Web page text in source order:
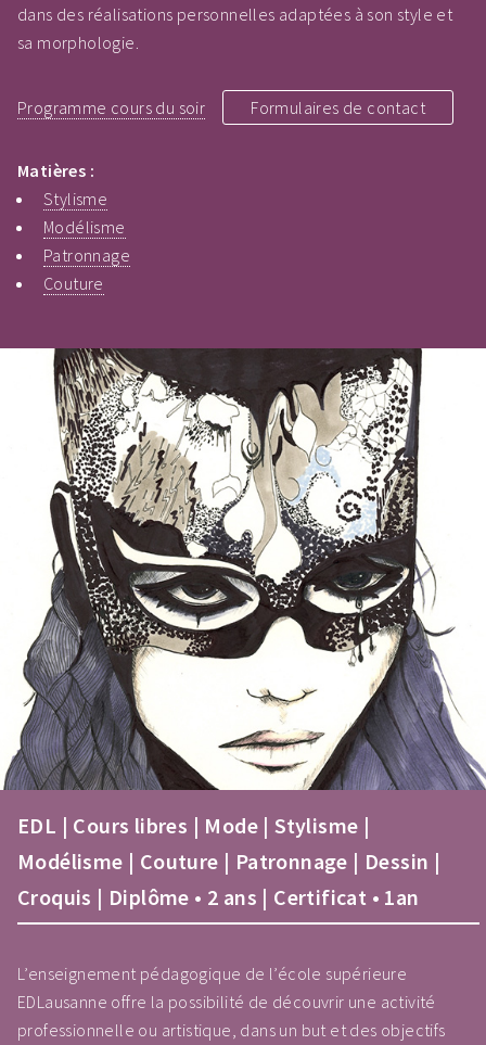
dans des réalisations personnelles adaptées à son style et
sa morphologie.
Programme cours du soir Formulaires de contact
Matières :
Stylisme
Modélisme
Patronnage
Couture
EDL | Cours libres | Mode | Stylisme |
Modélisme | Couture | Patronnage | Dessin |
Croquis | Diplôme • 2 ans | Certificat • 1an
L’enseignement pédagogique de l’école supérieure
EDLausanne offre la possibilité de découvrir une activité
professionnelle ou artistique, dans un but et des objectifs